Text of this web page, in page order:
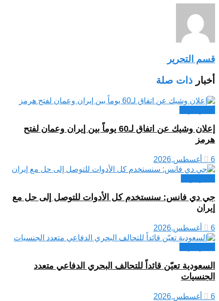
قسم التحرير
أخبار ذات صلة
إعلان وشيك عن اتفاق لـ60 يوماً بين إيران وعمان لفتح
هرمز
6 أغسطس,2026
جي دي فانس: سنستخدم كل الأدوات للتوصل إلى حل مع
إيران
6 أغسطس,2026
السعودية تعيّن قائداً للتحالف البحري الدفاعي متعدد
الجنسيات
6 أغسطس,2026